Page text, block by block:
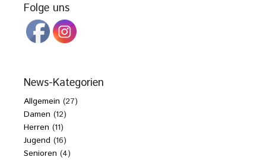
Folge uns
News-Kategorien
Allgemein (27)
Damen (12)
Herren (11)
Jugend (16)
Senioren (4)